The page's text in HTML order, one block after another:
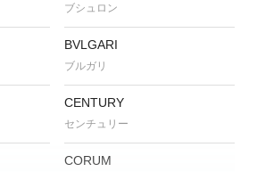
ブシュロン
BVLGARI
ブルガリ
CENTURY
センチュリー
CORUM